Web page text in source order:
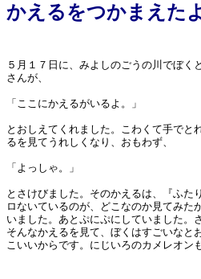
かえるをつかまえた
５月１７日に、みよしのごうの川でぼ
さんが、
「ここにかえるがいるよ。」
とおしえてくれました。こわくて手で
るを見てうれしくなり、おもわず、
「よっしゃ。」
とさけびました。そのかえるは、『ふ
ロないているのが、どこなのか見てみ
いました。あとぷにぷにしていました。
そんなかえるを見て、ぼくはすごいなと
こいいからです。にじいろのカメレオン